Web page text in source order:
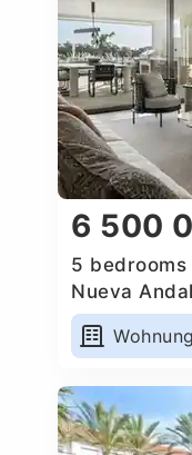
6 500
5
Nueva
Wohnung